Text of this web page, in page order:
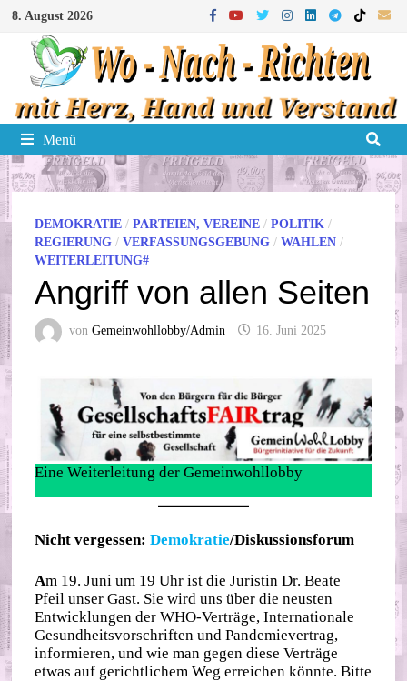
Zum
Inhalt
springen
8. August 2026
Menü
DEMOKRATIE /PARTEIEN, VEREINE /POLITIK /
REGIERUNG /VERFASSUNGSGEBUNG /WAHLEN /
WEITERLEITUNG#
Angriff von allen Seiten
vonGemeinwohllobby/Admin 16. Juni 2025
Eine Weiterleitung der Gemeinwohllobby
Nicht vergessen:Demokratie/Diskussionsforum
Am 19. Juni um 19 Uhr ist die Juristin Dr. Beate
Pfeil unser Gast. Sie wird uns über die neusten
Entwicklungen der WHO-Verträge, Internationale
Gesundheitsvorschriften und Pandemievertrag,
informieren, und wie man gegen diese Verträge
etwas auf gerichtlichem Weg erreichen könnte. Bitte